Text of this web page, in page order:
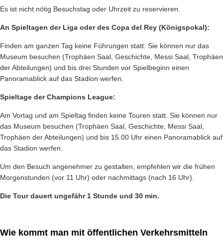
Es ist nicht nötig Besuchstag oder Uhrzeit zu reservieren.
An Spieltagen der Liga oder des Copa del Rey (Königspokal):
Finden am ganzen Tag keine Führungen statt. Sie können nur das
Museum besuchen (Trophäen Saal, Geschichte, Messi Saal, Trophäen
der Abteilungen) und bis drei Stunden vor Spielbeginn einen
Panoramablick auf das Stadion werfen.
Spieltage der Champions League:
Am Vortag und am Spieltag finden keine Touren statt. Sie können nur
das Museum besuchen (Trophäen Saal, Geschichte, Messi Saal,
Trophäen der Abteilungen) und bis 15.00 Uhr einen Panoramablick auf
das Stadion werfen.
Um den Besuch angenehmer zu gestalten, empfehlen wir die frühen
Morgenstunden (vor 11 Uhr) oder nachmittags (nach 16 Uhr).
Die Tour dauert ungefähr 1 Stunde und 30 min.
Wie kommt man mit öffentlichen Verkehrsmitteln